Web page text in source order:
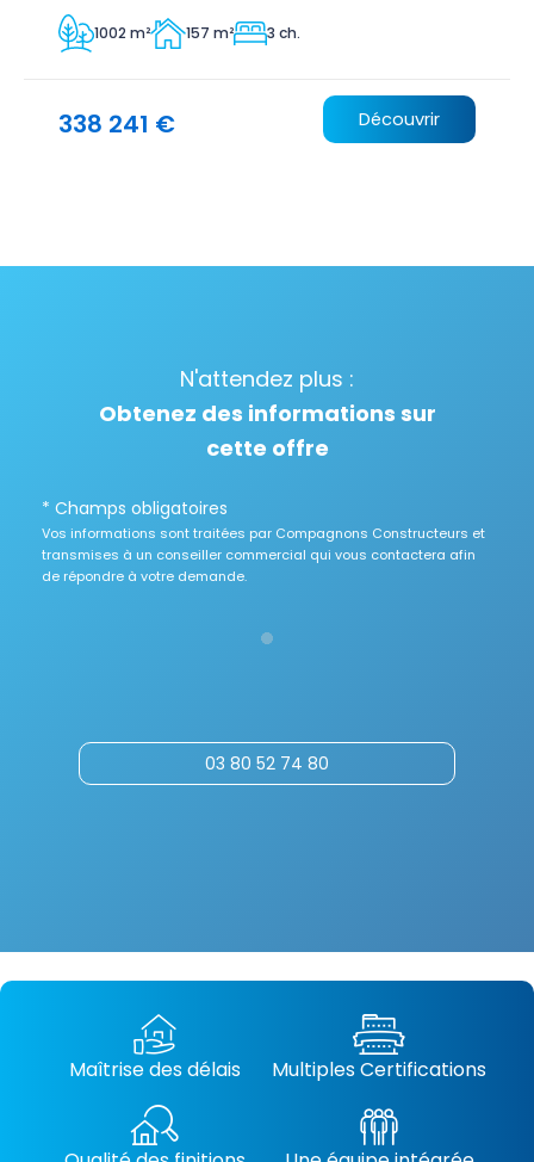
1002 m² 157 m² 3 ch.
338 241 € Découvrir
N'attendez plus :
Obtenez des informations sur
cette offre
* Champs obligatoires
Vos informations sont traitées par Compagnons Constructeurs et
transmises à un conseiller commercial qui vous contactera afin
de répondre à votre demande.
03 80 52 74 80
Maîtrise des délais Multiples Certifications